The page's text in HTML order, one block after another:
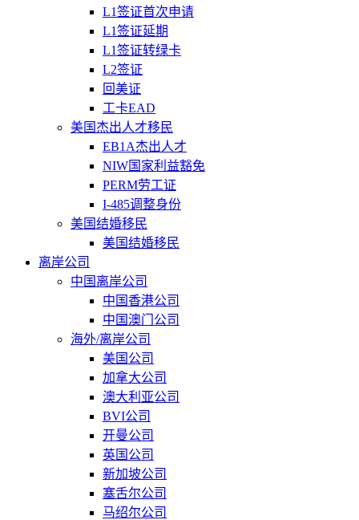
L1签证首次申请
L1签证延期
L1签证转绿卡
L2签证
回美证
工卡EAD
美国杰出人才移民
EB1A杰出人才
NIW国家利益豁免
PERM劳工证
I-485调整身份
美国结婚移民
美国结婚移民
离岸公司
中国离岸公司
中国香港公司
中国澳门公司
海外/离岸公司
美国公司
加拿大公司
澳大利亚公司
BVI公司
开曼公司
英国公司
新加坡公司
塞舌尔公司
马绍尔公司